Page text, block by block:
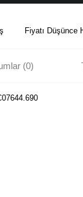
Fiyatı Düşünce
(0)